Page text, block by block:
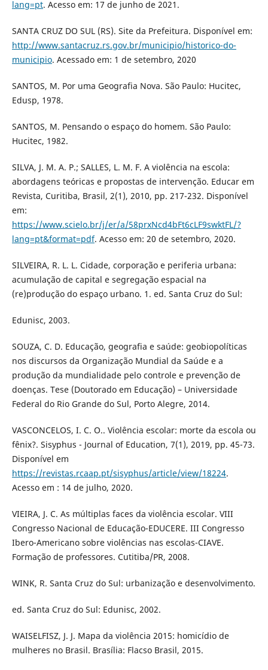
lang=pt. Acesso em: 17 de junho de 2021.
SANTA CRUZ DO SUL (RS). Site da Prefeitura. Disponível em:
http://www.santacruz.rs.gov.br/municipio/historico-do-
municipio. Acessado em: 1 de setembro, 2020
SANTOS, M. Por uma Geografia Nova. São Paulo: Hucitec,
Edusp, 1978.
SANTOS, M. Pensando o espaço do homem. São Paulo:
Hucitec, 1982.
SILVA, J. M. A. P.; SALLES, L. M. F. A violência na escola:
abordagens teóricas e propostas de intervenção. Educar em
Revista, Curitiba, Brasil, 2(1), 2010, pp. 217-232. Disponível
em:
https://www.scielo.br/j/er/a/58prxNcd4bFt6cLF9swktFL/?
lang=pt&format=pdf. Acesso em: 20 de setembro, 2020.
SILVEIRA, R. L. L. Cidade, corporação e periferia urbana:
acumulação de capital e segregação espacial na
(re)produção do espaço urbano. 1. ed. Santa Cruz do Sul:
Edunisc, 2003.
SOUZA, C. D. Educação, geografia e saúde: geobiopolíticas
nos discursos da Organização Mundial da Saúde e a
produção da mundialidade pelo controle e prevenção de
doenças. Tese (Doutorado em Educação) – Universidade
Federal do Rio Grande do Sul, Porto Alegre, 2014.
VASCONCELOS, I. C. O.. Violência escolar: morte da escola ou
fênix?. Sisyphus - Journal of Education, 7(1), 2019, pp. 45-73.
Disponível em
https://revistas.rcaap.pt/sisyphus/article/view/18224.
Acesso em : 14 de julho, 2020.
VIEIRA, J. C. As múltiplas faces da violência escolar. VIII
Congresso Nacional de Educação-EDUCERE. III Congresso
Ibero-Americano sobre violências nas escolas-CIAVE.
Formação de professores. Cutitiba/PR, 2008.
WINK, R. Santa Cruz do Sul: urbanização e desenvolvimento.
ed. Santa Cruz do Sul: Edunisc, 2002.
WAISELFISZ, J. J. Mapa da violência 2015: homicídio de
mulheres no Brasil. Brasília: Flacso Brasil, 2015.